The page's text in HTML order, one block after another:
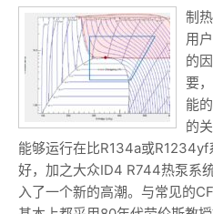
制
用
的
要
能
的
能够运行在比R134a或
好，加之大众ID4 R744热泵系
入了一个新的高潮。与常见的